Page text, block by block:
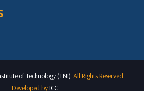
of Technology (TNI) All Rights Reserved.
Developed byICC